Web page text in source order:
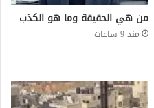
من هي الحقيقة وما هو الكذب
منذ 9 ساعات